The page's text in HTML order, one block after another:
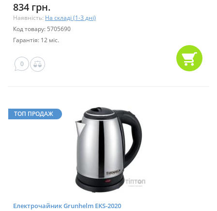
834 грн.
Наявність: На складі (1-3 дні)
Код товару: 5705690
Гарантія: 12 міс.
0
ТОП ПРОДАЖ
Електрочайник Grunhelm EKS-2020